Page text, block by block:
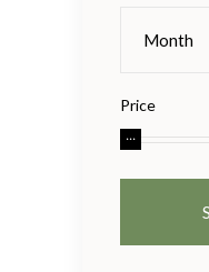
Month
Price